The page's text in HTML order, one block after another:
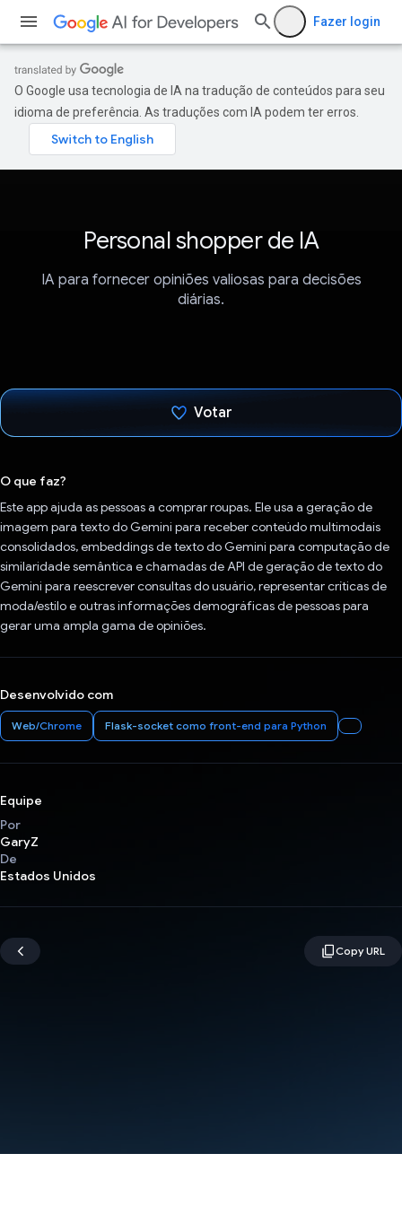
Fazer login
O Google usa tecnologia de IA na tradução de conteúdos para seu
idioma de preferência. As traduções com IA podem ter erros.
Personal shopper de IA
IA para fornecer opiniões valiosas para decisões
diárias.
Votar
O que faz?
Este app ajuda as pessoas a comprar roupas. Ele usa a geração de
imagem para texto do Gemini para receber conteúdo multimodais
consolidados, embeddings de texto do Gemini para computação de
similaridade semântica e chamadas de API de geração de texto do
Gemini para reescrever consultas do usuário, representar críticas de
moda/estilo e outras informações demográficas de pessoas para
gerar uma ampla gama de opiniões.
Desenvolvido com
Web/Chrome Flask-socket como front-end para Python
Equipe
Por
GaryZ
De
Estados Unidos